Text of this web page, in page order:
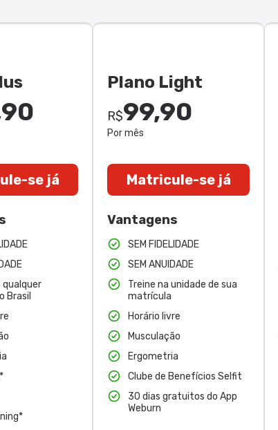
se já
qualquer
Brasil
Plano Light
R$99,90
Por mês
Matricule-se já
Vantagens
SEM FIDELIDADE
SEM ANUIDADE
Treine na unidade de sua
matrícula
Horário livre
Musculação
Ergometria
Clube de Benefícios Selfit
30 dias gratuitos do App
Weburn